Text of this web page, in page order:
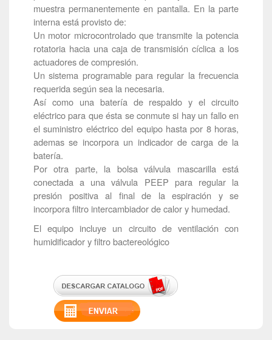
muestra permanentemente en pantalla. En la parte
interna está provisto de:
Un motor microcontrolado que transmite la potencia
rotatoria hacia una caja de transmisión cíclica a los
actuadores de compresión.
Un sistema programable para regular la frecuencia
requerida según sea la necesaria.
Así como una batería de respaldo y el circuito
eléctrico para que ésta se conmute si hay un fallo en
el suministro eléctrico del equipo hasta por 8 horas,
ademas se incorpora un indicador de carga de la
batería.
Por otra parte, la bolsa válvula mascarilla está
conectada a una válvula PEEP para regular la
presión positiva al final de la espiración y se
incorpora filtro intercambiador de calor y humedad.
El equipo incluye un circuito de ventilación con
humidificador y filtro bactereológico